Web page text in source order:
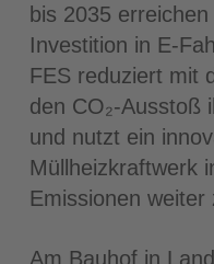
bis 2035
Investition in
FES reduziert mit
den CO₂-Ausstoß
und nutzt ein
Müllheizkraftwerk
Emissionen weiter
Am Bauhof in